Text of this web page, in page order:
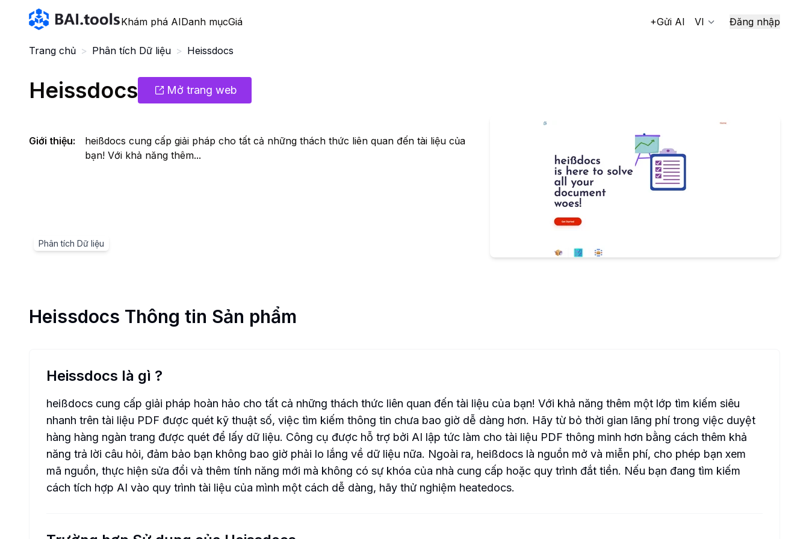
Bai.tools
Khám phá AIDanh mụcGiá +Gửi AI VI Đăng nhập
Trang chủ > Phân tích Dữ liệu > Heissdocs
Heissdocs Mở trang web
Giới thiệu:
heißdocs cung cấp giải pháp cho tất cả những thách thức liên quan đến tài liệu của
bạn! Với khả năng thêm...
Phân tích Dữ liệu
Heissdocs Thông tin Sản phẩm
Heissdocs là gì ?
heißdocs cung cấp giải pháp hoàn hảo cho tất cả những thách thức liên quan đến tài liệu của bạn! Với khả năng thêm một lớp tìm kiếm siêu
nhanh trên tài liệu PDF được quét kỹ thuật số, việc tìm kiếm thông tin chưa bao giờ dễ dàng hơn. Hãy từ bỏ thời gian lãng phí trong việc duyệt
hàng hàng ngàn trang được quét để lấy dữ liệu. Công cụ được hỗ trợ bởi AI lập tức làm cho tài liệu PDF thông minh hơn bằng cách thêm khả
năng trả lời câu hỏi, đảm bảo bạn không bao giờ phải lo lắng về dữ liệu nữa. Ngoài ra, heißdocs là nguồn mở và miễn phí, cho phép bạn xem
mã nguồn, thực hiện sửa đổi và thêm tính năng mới mà không có sự khóa của nhà cung cấp hoặc quy trình đắt tiền. Nếu bạn đang tìm kiếm
cách tích hợp AI vào quy trình tài liệu của mình một cách dễ dàng, hãy thử nghiệm heatedocs.